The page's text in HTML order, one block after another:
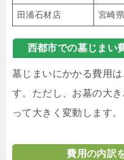
田浦石材店 宮崎
西都市での墓じまい
墓じまいにかかる費用は
す。ただし、お墓の大
って大きく変動します。
費用の内訳